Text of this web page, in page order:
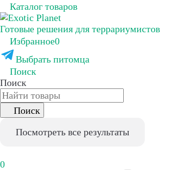
Каталог товаров
Готовые решения для террариумистов
Избранное0
Выбрать питомца
Поиск
Поиск
Поиск
Посмотреть все результаты
0